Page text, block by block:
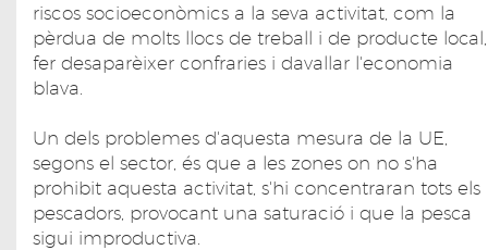
riscos socioeconòmics a la seva activitat, com la
pèrdua de molts llocs de treball i de producte local,
fer desaparèixer confraries i davallar l'economia
blava.
Un dels problemes d'aquesta mesura de la UE,
segons el sector, és que a les zones on no s'ha
prohibit aquesta activitat, s'hi concentraran tots els
pescadors, provocant una saturació i que la pesca
sigui improductiva.